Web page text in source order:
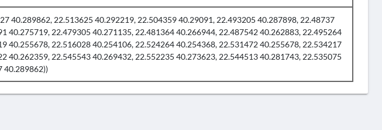
40.289862, 22.513625 40.292219, 22.504359 40.29091, 22.493205 40.287898, 22.48737
40.275719, 22.479305 40.271135, 22.481364 40.266944, 22.487542 40.262883, 22.495264
40.255678, 22.516028 40.254106, 22.524264 40.254368, 22.531472 40.255678, 22.534217
40.262359, 22.545543 40.269432, 22.552235 40.273623, 22.544513 40.281743, 22.535075
40.289862))